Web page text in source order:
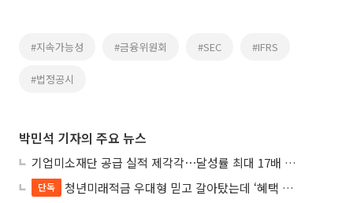
#지속가능성 #금융위원회 #SEC #IFRS
#법정공시
박민석 기자의 주요 뉴스
기업미소재단 공급 실적 제각각⋯달성률 최대 17배 차이
단독
청년미래적금 우대형 믿고 갈아탔는데 ‘혜택 반토막’…심사 오류에 가입자 혼선